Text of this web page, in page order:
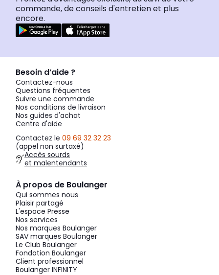
commande, de conseils d'entretien et plus
encore.
Besoin d’aide ?
Contactez-nous
Questions fréquentes
Suivre une commande
Nos conditions de livraison
Nos guides d'achat
Centre d'aide
Contactez le 09 69 32 32 23
(appel non surtaxé)
Accès sourds
et malentendants
À propos de Boulanger
Qui sommes nous
Plaisir partagé
L'espace Presse
Nos services
Nos marques Boulanger
SAV marques Boulanger
Le Club Boulanger
Fondation Boulanger
Client professionnel
Boulanger INFINITY